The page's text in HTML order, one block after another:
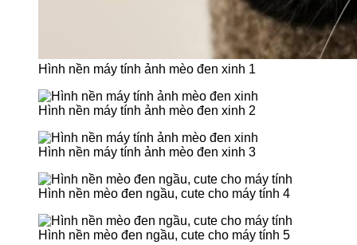
Hình nền máy tính ảnh mèo đen xinh 1
Hình nền máy tính ảnh mèo đen xinh 2
Hình nền máy tính ảnh mèo đen xinh 3
Hình nền mèo đen ngầu, cute cho máy tính 4
Hình nền mèo đen ngầu, cute cho máy tính 5